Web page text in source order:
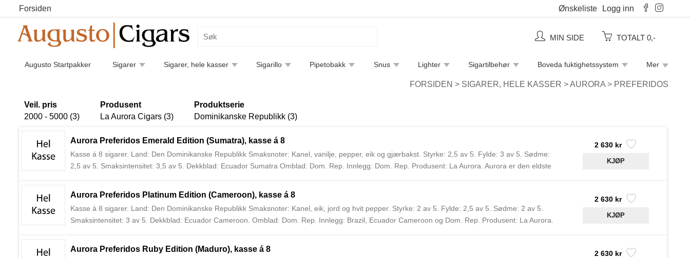
Forsiden Ønskeliste Logg inn
MIN SIDE TOTALT 0,-
Augusto Startpakker Sigarer Sigarer, hele kasser Sigarillo Pipetobakk Snus Lighter Sigartilbehør Boveda fuktighetssystem
Sigarguide Piperensere Rulletobakk Sigaretter
Mer
FORSIDEN > SIGARER, HELE KASSER >AURORA > PREFERIDOS
Veil. pris
2000 - 5000 (3)
Produsent
La Aurora Cigars (3)
Produktserie
Dominikanske Republikk (3)
Kasse á 8 sigarer. Land: Den Dominikanske Republikk Smaksnoter: Kanel, vanilje, pepper, eik og gjærbakst. Styrke: 2,5 av 5. Fylde: 3 av 5. Sødme:
2,5 av 5. Smaksintensitet: 3,5 av 5. Dekkblad: Ecuador Sumatra Omblad: Dom. Rep. Innlegg: Dom. Rep. Produsent: La Aurora. Aurora er den eldste
Aurora Preferidos Emerald Edition (Sumatra), kasse á 8 2 630 kr
Kasse á 8 sigarer. Land: Den Dominikanske Republikk Smaksnoter: Kanel, eik, jord og hvit pepper. Styrke: 2 av 5. Fylde: 2,5 av 5. Sødme: 2 av 5.
Smaksintensitet: 3 av 5. Dekkblad: Ecuador Cameroon. Omblad: Dom. Rep. Innlegg: Brazil, Ecuador Cameroon og Dom. Rep. Produsent: La Aurora.
Aurora Preferidos Platinum Edition (Cameroon), kasse á 8 2 630 kr
Aurora Preferidos Ruby Edition (Maduro), kasse á 8 2 630 kr